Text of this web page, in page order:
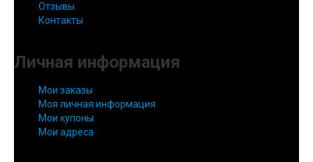
Отзывы
Контакты
Личная информация
Мои заказы
Моя личная информация
Мои купоны
Мои адреса